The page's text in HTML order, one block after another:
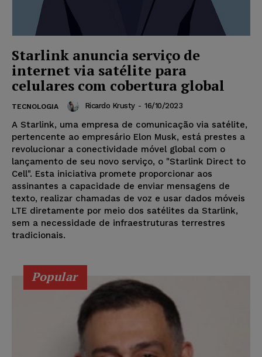
Starlink anuncia serviço de
internet via satélite para
celulares com cobertura global
TECNOLOGIA Ricardo Krusty - 16/10/2023
A Starlink, uma empresa de comunicação via satélite,
pertencente ao empresário Elon Musk, está prestes a
revolucionar a conectividade móvel global com o
lançamento de seu novo serviço, o "Starlink Direct to
Cell". Esta iniciativa promete proporcionar aos
assinantes a capacidade de enviar mensagens de
texto, realizar chamadas de voz e usar dados móveis
LTE diretamente por meio dos satélites da Starlink,
sem a necessidade de infraestruturas terrestres
tradicionais.
Popular